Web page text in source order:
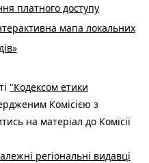
платного доступу
мапа локальних
"Кодексом етики
Комісією з
на матеріал до Комісії
регіональні видавці